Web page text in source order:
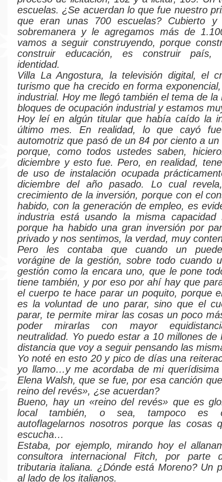
escuelas. ¿Se acuerdan lo que fue nuestro
que eran unas 700 escuelas? Cubierto y
sobremanera y le agregamos más de
vamos a seguir construyendo, porque
construir educación, es construir país,
identidad.
Villa La Angostura, la televisión digital, el
turismo que ha crecido en forma
industrial. Hoy me llegó también el tema de la
bloques de ocupación industrial y estamos
Hoy leí en algún titular que había caído la
último mes. En realidad, lo que cayó
automotriz que pasó de un 84 por ciento a
porque, como todos ustedes saben,
diciembre y esto fue. Pero, en realidad,
de uso de instalación ocupada
diciembre del año pasado. Lo cual
crecimiento de la inversión, porque con el
habido, con la generación de empleo, es
industria está usando la misma capacidad
porque ha habido una gran inversión por
privado y nos sentimos, la verdad, muy
Pero les contaba que cuando un
vorágine de la gestión, sobre todo cuando
gestión como la encara uno, que le pone
tiene también, y por eso por ahí hay que
el cuerpo te hace parar un poquito, porque
es la voluntad de uno parar, sino que el
parar, te permite mirar las cosas un poco
poder mirarlas con mayor
neutralidad. Yo puedo estar a 10 millones de
distancia que voy a seguir pensando las
Yo noté en esto 20 y pico de días una
yo llamo…y me acordaba de mi
Elena Walsh, que se fue, por esa canción
reino del revés», ¿se acuerdan?
Bueno, hay un «reino del revés» que es
local también, o sea, tampoco es
autoflagelarnos nosotros porque las cosas
escucha…
Estaba, por ejemplo, mirando hoy el
consultora internacional Fitch, por parte
tributaria italiana. ¿Dónde está Moreno? Un
al lado de los italianos.